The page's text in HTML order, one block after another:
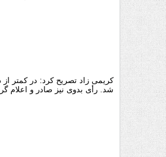
کریمی زاد تصریح کرد: در کمتر از
شد. رأی بدوی نیز صادر و اعلام